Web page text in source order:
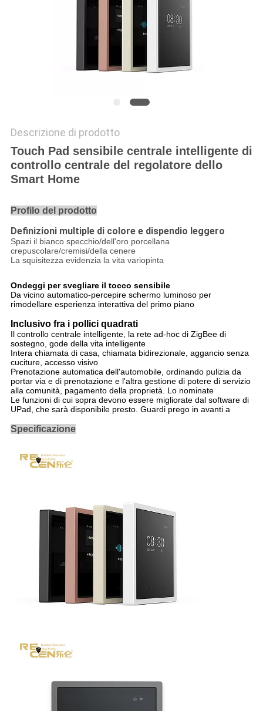
Descrizione di prodotto
Touch Pad sensibile centrale intelligente di
controllo centrale del regolatore dello
Smart Home
Profilo del prodotto
Definizioni multiple di colore e dispendio leggero
Spazi il bianco specchio/dell'oro porcellana
crepuscolare/cremisi/della cenere
La squisitezza evidenzia la vita variopinta
Ondeggi per svegliare il tocco sensibile
Da vicino automatico-percepire schermo luminoso per
rimodellare esperienza interattiva del primo piano
Inclusivo fra i pollici quadrati
Il controllo centrale intelligente, la rete ad-hoc di ZigBee di
sostegno, gode della vita intelligente
Intera chiamata di casa, chiamata bidirezionale, aggancio senza
cuciture, accesso visivo
Prenotazione automatica dell'automobile, ordinando pulizia da
portar via e di prenotazione e l'altra gestione di potere di servizio
alla comunità, pagamento della proprietà. Lo nominate
Le funzioni di cui sopra devono essere migliorate dal software di
UPad, che sarà disponibile presto. Guardi prego in avanti a
Specificazione